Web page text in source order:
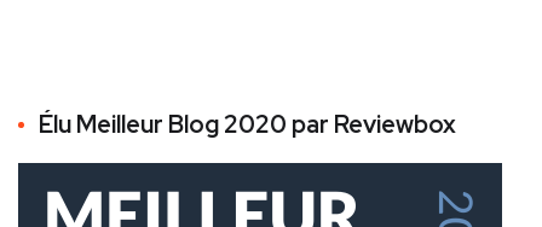
Élu Meilleur Blog 2020 par Reviewbox